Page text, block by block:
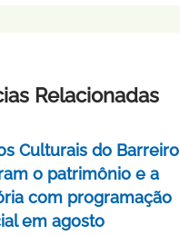
Relacionadas
Culturais do Barreiro
o patrimônio e a
com programação
em agosto